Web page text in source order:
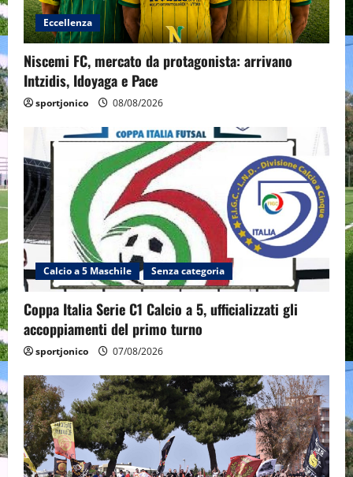
Eccellenza
Niscemi FC, mercato da protagonista: arrivano
Intzidis, Idoyaga e Pace
sportjonico 08/08/2026
Calcio a 5 Maschile Senza categoria
Coppa Italia Serie C1 Calcio a 5, ufficializzati gli
accoppiamenti del primo turno
sportjonico 07/08/2026